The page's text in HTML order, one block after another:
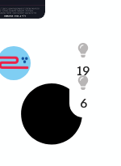
19
6